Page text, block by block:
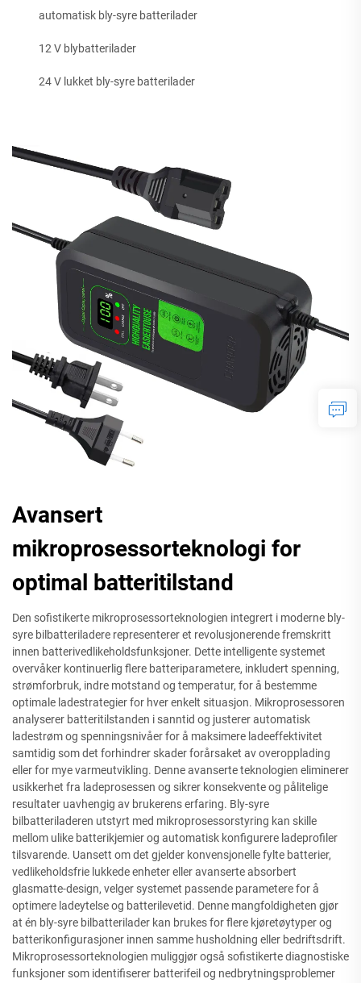
automatisk bly-syre batterilader
12 V blybatterilader
24 V lukket bly-syre batterilader
Avansert
mikroprosessorteknologi for
optimal batteritilstand
Den sofistikerte mikroprosessorteknologien integrert i moderne bly-
syre bilbatteriladere representerer et revolusjonerende fremskritt
innen batterivedlikeholdsfunksjoner. Dette intelligente systemet
overvåker kontinuerlig flere batteriparametere, inkludert spenning,
strømforbruk, indre motstand og temperatur, for å bestemme
optimale ladestrategier for hver enkelt situasjon. Mikroprosessoren
analyserer batteritilstanden i sanntid og justerer automatisk
ladestrøm og spenningsnivåer for å maksimere ladeeffektivitet
samtidig som det forhindrer skader forårsaket av overopplading
eller for mye varmeutvikling. Denne avanserte teknologien eliminerer
usikkerhet fra ladeprosessen og sikrer konsekvente og pålitelige
resultater uavhengig av brukerens erfaring. Bly-syre
bilbatteriladeren utstyrt med mikroprosessorstyring kan skille
mellom ulike batterikjemier og automatisk konfigurere ladeprofiler
tilsvarende. Uansett om det gjelder konvensjonelle fylte batterier,
vedlikeholdsfrie lukkede enheter eller avanserte absorbert
glasmatte-design, velger systemet passende parametere for å
optimere ladeytelse og batterilevetid. Denne mangfoldigheten gjør
at én bly-syre bilbatterilader kan brukes for flere kjøretøytyper og
batterikonfigurasjoner innen samme husholdning eller bedriftsdrift.
Mikroprosessorteknologien muliggjør også sofistikerte diagnostiske
funksjoner som identifiserer batterifeil og nedbrytningsproblemer